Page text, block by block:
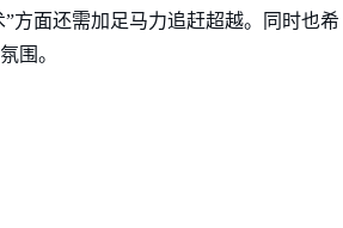
方面还需加足马力追赶超越。同时也希
围。